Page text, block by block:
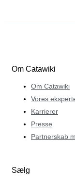
Om Catawiki
Om Catawiki
Vores
Karrierer
Presse
Partnerskab
Sælg